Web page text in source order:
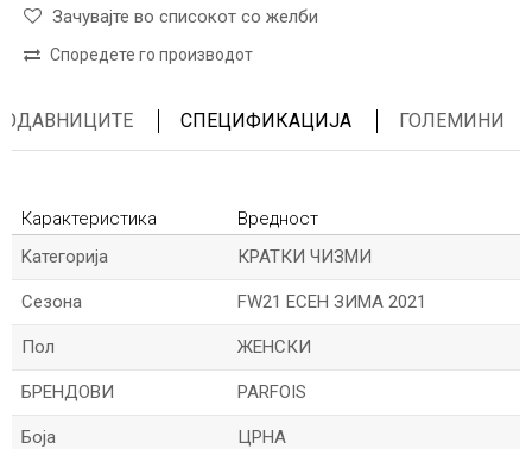
Зачувајте во списокот со желби
Споредете го производот
СПЕЦИФИКАЦИЈА ГОЛЕМИНИ
Карактеристика
Вредност
Kатегорија
КРАТКИ ЧИЗМИ
Сезона FW21 ЕСЕН ЗИМА 2021
Пол ЖЕНСКИ
БРЕНДОВИ PARFOIS
Боја ЦРНА